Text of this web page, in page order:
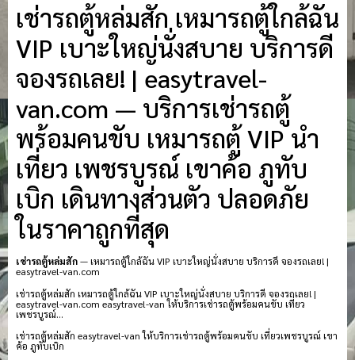
เช่ารถตู้หล่มสัก เหมารถตู้ใกล้ฉัน
VIP เบาะใหญ่นั่งสบาย บริการดี
จองรถเลย! | easytravel-
van.com — บริการเช่ารถตู้
พร้อมคนขับ เหมารถตู้ VIP นำ
เที่ยว เพชรบูรณ์ เขาค้อ ภูทับ
เบิก เดินทางส่วนตัว ปลอดภัย
ในราคาถูกที่สุด
เช่ารถตู้หล่มสัก— เหมารถตู้ใกล้ฉัน VIP เบาะใหญ่นั่งสบาย บริการดี จองรถเลย! |
easytravel-van.com
เช่ารถตู้หล่มสัก เหมารถตู้ใกล้ฉัน VIP เบาะใหญ่นั่งสบาย บริการดี จองรถเลย! |
easytravel-van.com easytravel-van ให้บริการเช่ารถตู้พร้อมคนขับ เที่ยว
เพชรบูรณ์…
เช่ารถตู้หล่มสัก easytravel-van ให้บริการเช่ารถตู้พร้อมคนขับ เที่ยวเพชรบูรณ์ เขา
ค้อ ภูทับเบิก